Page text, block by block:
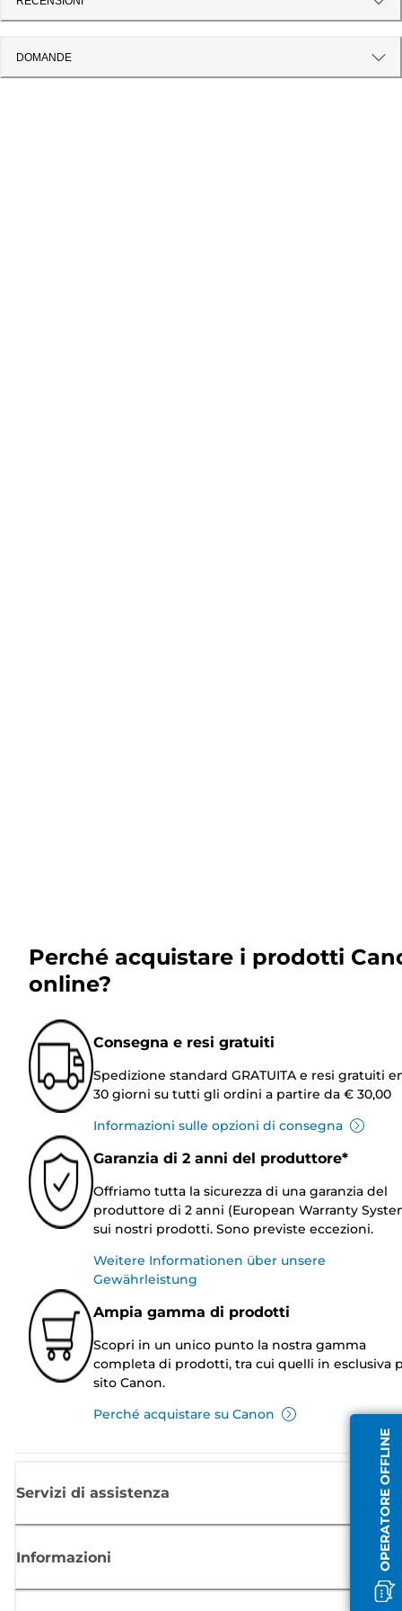
DOMANDE
OPERATORE OFFLINE
Perché acquistare i prodotti
online?
Consegna e resi gratuiti
Spedizione standard GRATUITA e resi gratuiti
30 giorni su tutti gli ordini a partire da € 30,00
Informazioni sulle opzioni di consegna
Garanzia di 2 anni del produttore*
Offriamo tutta la sicurezza di una garanzia del
produttore di 2 anni (European Warranty
sui nostri prodotti. Sono previste eccezioni.
Weitere Informationen über unsere
Gewährleistung
Ampia gamma di prodotti
Scopri in un unico punto la nostra gamma
completa di prodotti, tra cui quelli in esclusiva
sito Canon.
Perché acquistare su Canon
Servizi di assistenza
Informazioni